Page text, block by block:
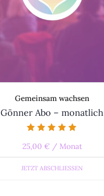
Gemeinsam wachsen
Gönner Abo – monatlich
5.00
25,00 € / Monat
JETZT ABSCHLIESSEN